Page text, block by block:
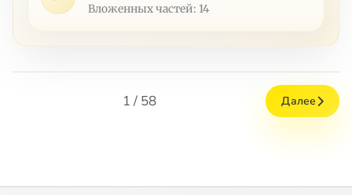
Вложенных частей: 14
1 / 58 Далее